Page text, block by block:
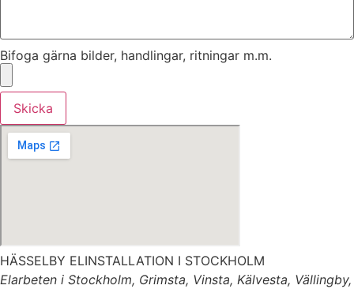
Bifoga gärna bilder, handlingar, ritningar m.m.
Skicka
HÄSSELBY ELINSTALLATION I STOCKHOLM
Elarbeten i Stockholm, Grimsta, Vinsta, Kälvesta, Vällingby,